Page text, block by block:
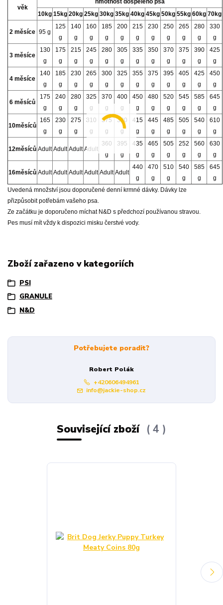
věk
hmotnost dospělého psa
10kg 15kg 20kg 25kg 30kg 35kg 40kg 45kg 50kg 55kg 60kg 70kg
2 měsíce 95 g
125
g
140
g
160
g
185
g
200
g
215
g
230
g
250
g
265
g
280
g
330
g
3 měsíce
130
g
175
g
215
g
245
g
280
g
305
g
335
g
350
g
370
g
375
g
390
g
425
g
4 měsíce
140
g
185
g
230
g
265
g
300
g
325
g
355
g
375
g
395
g
405
g
425
g
450
g
6 měsíců
175
g
240
g
280
g
325
g
370
g
400
g
450
g
480
g
520
g
545
g
585
g
645
g
10měsíců
165
g
230
g
275
g
310
g
375
g
380
g
415
g
445
g
485
g
505
g
540
g
610
g
12měsíců Adult Adult Adult Adult
360
g
395
g
435
g
465
g
505
g
252
g
560
g
630
g
16měsíců Adult Adult Adult Adult Adult Adult
440
g
470
g
510
g
540
g
585
g
645
g
Uvedená množství jsou doporučené denní krmné dávky. Dávky lze
přizpůsobit potřebám vašeho psa.
Ze začátku je doporučeno míchat N&D s předchozí používanou stravou.
Pes musí mít vždy k dispozici misku čerstvé vody.
Zboží zařazeno v kategoriích
PSI
GRANULE
N&D
Potřebujete poradit?
Robert Polák
+420606494961
info@jackie-shop.cz
Související zboží 4